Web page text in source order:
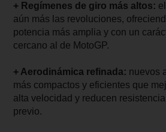
+ Regímenes de giro más altos:
aún más las revoluciones,
potencia más amplia y con un
cercano al de MotoGP.
+ Aerodinámica refinada: nuevos
más compactos y eficientes que
alta velocidad y reducen
previo.